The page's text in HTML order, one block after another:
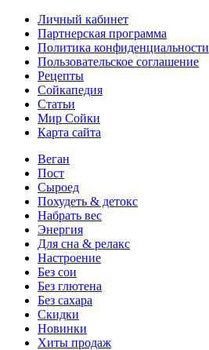
Личный кабинет
Партнерская программа
Политика конфиденциальности
Пользовательское соглашение
Рецепты
Сойкапедия
Статьи
Мир Сойки
Карта сайта
Веган
Пост
Сыроед
Похудеть & детокс
Набрать вес
Энергия
Для сна & релакс
Настроение
Без сои
Без глютена
Без сахара
Скидки
Новинки
Хиты продаж